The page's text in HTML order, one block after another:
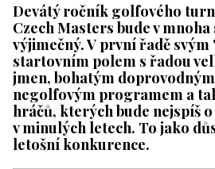
Devátý ročník golfového
Czech Masters bude v
výjimečný. V první řadě
startovním polem s řadou
jmen, bohatým
negolfovým programem a
hráčů, kterých bude nejspíš
v minulých letech. To jako
letošní konkurence.